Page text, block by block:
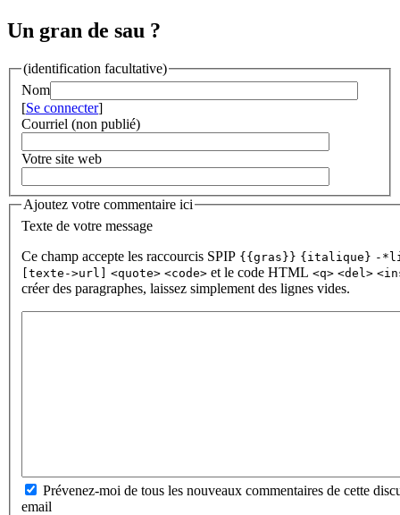
Un gran de sau ?
(identification facultative)
Nom
[Se connecter]
Courriel (non publié)
Votre site web
Ajoutez votre commentaire ici
Texte de votre message
Ce champ accepte les raccourcis SPIP {{gras}} {italique} -
[texte->url] <quote> <code> et le code HTML <q> <del>
créer des paragraphes, laissez simplement des lignes vides.
Prévenez-moi de tous les nouveaux commentaires de cette
email